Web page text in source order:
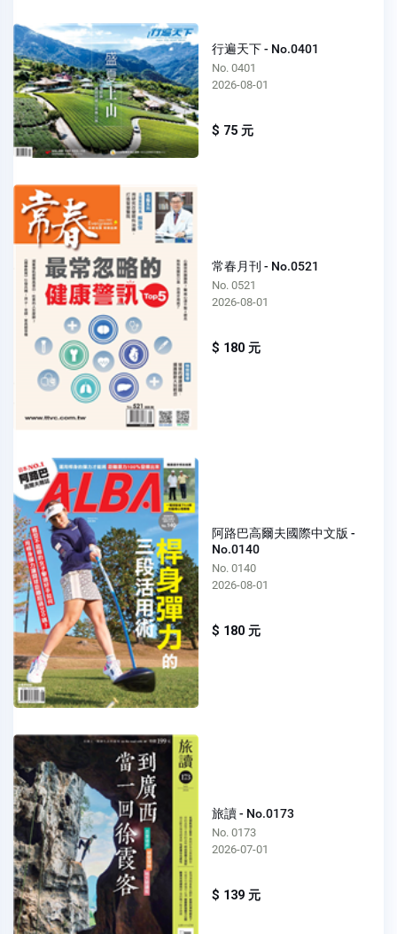
行遍天下 - No.0401
No. 0401
2026-08-01
$ 75 元
常春月刊 - No.0521
No. 0521
2026-08-01
$ 180 元
阿路巴高爾夫國際中文版 -
No.0140
No. 0140
2026-08-01
$ 180 元
旅讀 - No.0173
No. 0173
2026-07-01
$ 139 元